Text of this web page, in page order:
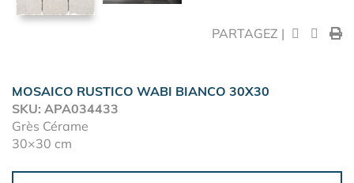
PARTAGEZ |
MOSAICO RUSTICO WABI BIANCO 30X30
SKU: APA034433
Grès Cérame
30×30 cm